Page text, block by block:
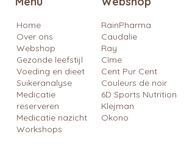
Home
Over ons
Webshop
Gezonde leefstijl
Voeding en dieet
Suikeranalyse
Medicatie
reserveren
Medicatie nazicht
Workshops
RainPharma
Caudalie
Ray
Cîme
Cent Pur Cent
Couleurs de noir
6D Sports Nutrition
Klejman
Okono